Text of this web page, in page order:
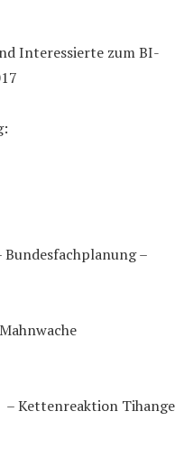
Interessierte zum BI-
–
Kettenreaktion Tihange